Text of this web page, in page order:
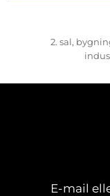
2. sal,
E-mail